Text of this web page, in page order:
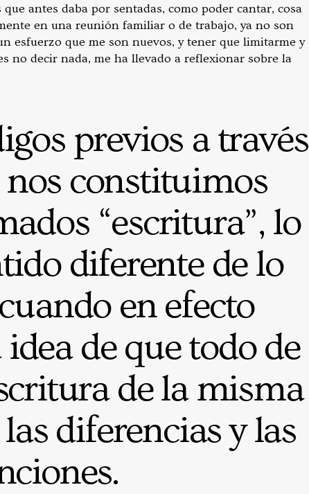
antes daba por sentadas, como poder cantar, cosa
en una reunión familiar o de trabajo, ya no son
esfuerzo que me son nuevos, y tener que limitarme y
no decir nada, me ha llevado a reflexionar sobre la
previos a través
nos constituimos
“escritura”, lo
diferente de lo
en efecto
de que todo de
de la misma
diferencias y las